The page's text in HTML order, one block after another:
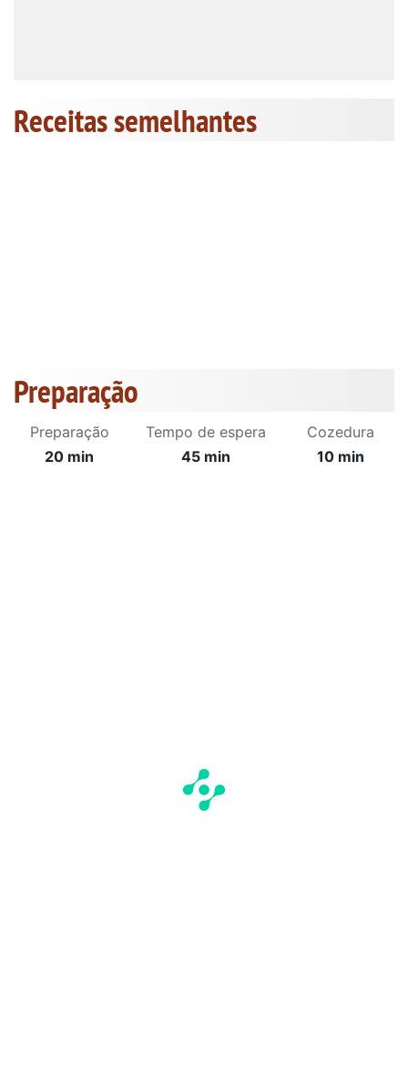
Receitas semelhantes
Preparação
Preparação
20 min
Tempo de espera
45 min
Cozedura
10 min